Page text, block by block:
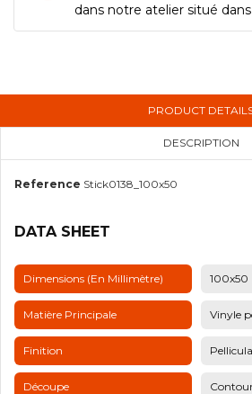
dans notre atelier situé dans
PRODUCT
DESCRIPTION
Reference Stick0138_100x50
DATA SHEET
Dimensions (en Millimètre) 100x50
Matière Principale Vinyle
Finition
Découpe